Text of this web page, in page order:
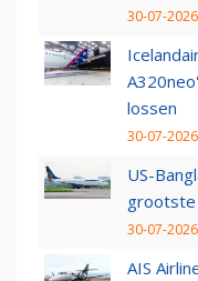
30-07-
lossen
30-07-
US-
30-07-
AIS